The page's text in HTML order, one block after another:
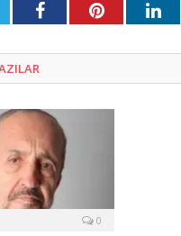
FacebookPinterest
0